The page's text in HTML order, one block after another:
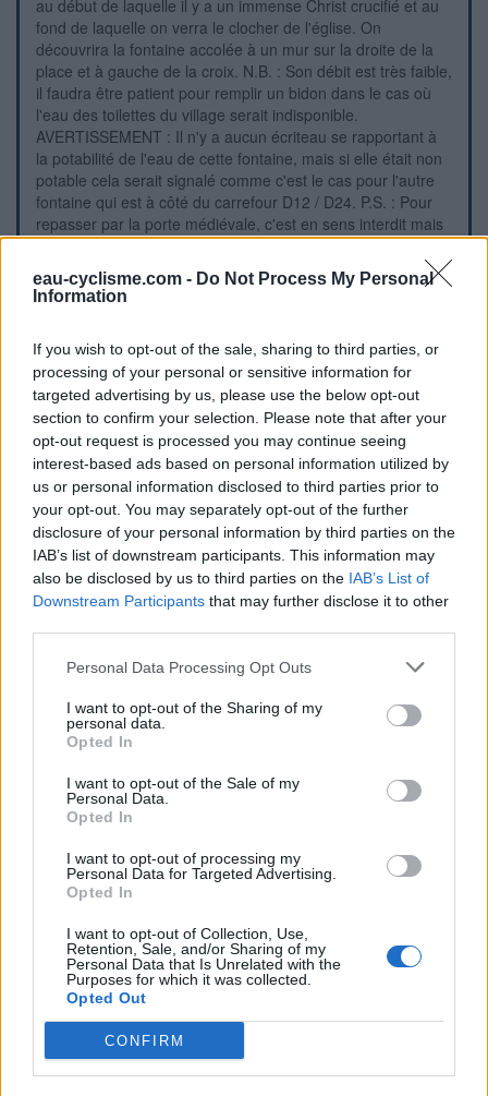
eau-cyclisme.com - Do Not Process My Personal
Information
If you wish to opt-out of the sale, sharing to third parties, or
processing of your personal or sensitive information for
targeted advertising by us, please use the below opt-out
section to confirm your selection. Please note that after your
opt-out request is processed you may continue seeing
interest-based ads based on personal information utilized by
us or personal information disclosed to third parties prior to
your opt-out. You may separately opt-out of the further
disclosure of your personal information by third parties on the
IAB’s list of downstream participants. This information may
also be disclosed by us to third parties on the IAB’s List of
Downstream Participants that may further disclose it to other
Personal Data Processing Opt Outs
I want to opt-out of the Sharing of my
personal data.
Opted In
I want to opt-out of the Sale of my
Personal Data.
Opted In
I want to opt-out of processing my
Personal Data for Targeted Advertising.
Opted In
I want to opt-out of Collection, Use,
Retention, Sale, and/or Sharing of my
Personal Data that Is Unrelated with the
Purposes for which it was collected.
Opted Out
CONFIRM
au début de laquelle il y a un immense Christ crucifié et au
fond de laquelle on verra le clocher de l'église. On
découvrira la fontaine accolée à un mur sur la droite de la
place et à gauche de la croix. N.B. : Son débit est très faible,
il faudra être patient pour remplir un bidon dans le cas où
l'eau des toilettes du village serait indisponible.
AVERTISSEMENT : Il n'y a aucun écriteau se rapportant à
la potabilité de l'eau de cette fontaine, mais si elle était non
potable cela serait signalé comme c'est le cas pour l'autre
fontaine qui est à côté du carrefour D12 / D24. P.S. : Pour
repasser par la porte médiévale, c'est en sens interdit mais
il y a moins de 60 mètres à parcourir, à pied. 2) En
provenance de Saint-André-de-Chalencon sur la D29, au
stop sur la D12 tourner à droite (en direction du centre du
fontaine qui est près de la grande croix, comme en fin du
point 1.
Repères visuels